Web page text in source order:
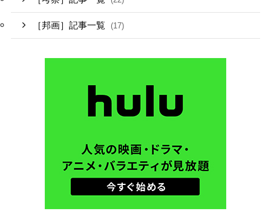
［邦画］記事一覧 (17)